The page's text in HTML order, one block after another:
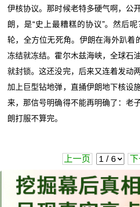
伊核协议。那时候老特多硬气啊，公
朗，是“史上最糟糕的协议”。然后
轮，全方位无死角。伊朗在海外趴着
冻结就冻结。霍尔木兹海峡，全球石
就封锁。这还没完，后来又连着发动
加上巨型钻地弹，直捅伊朗地下核设
来，那信号明确得不能再明确了：老
朗打服不算完。
上一页